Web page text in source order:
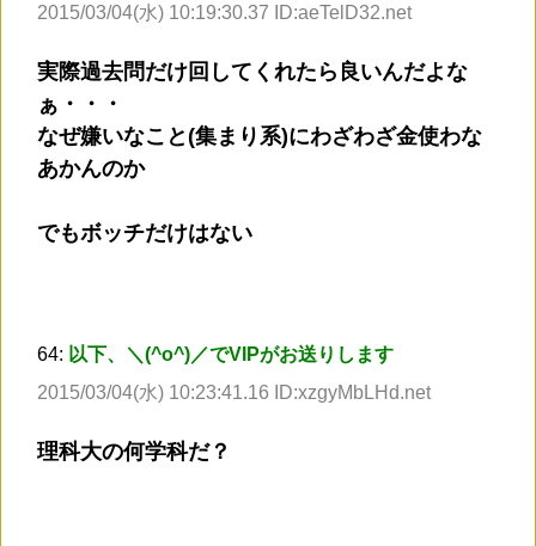
2015/03/04(水) 10:19:30.37 ID:aeTelD32.net
実際過去問だけ回してくれたら良いんだよな
ぁ・・・
なぜ嫌いなこと(集まり系)にわざわざ金使わな
あかんのか
でもボッチだけはない
64: 以下、＼(^o^)／でVIPがお送りします
2015/03/04(水) 10:23:41.16 ID:xzgyMbLHd.net
理科大の何学科だ？